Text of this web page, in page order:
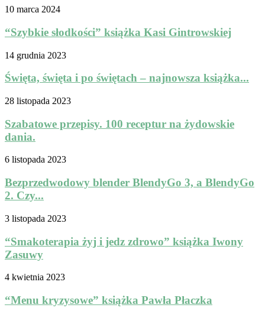
10 marca 2024
“Szybkie słodkości” książka Kasi Gintrowskiej
14 grudnia 2023
Święta, święta i po świętach – najnowsza książka...
28 listopada 2023
Szabatowe przepisy. 100 receptur na żydowskie
dania.
6 listopada 2023
Bezprzedwodowy blender BlendyGo 3, a BlendyGo
2. Czy...
3 listopada 2023
“Smakoterapia żyj i jedz zdrowo” książka Iwony
Zasuwy
4 kwietnia 2023
“Menu kryzysowe” książka Pawła Płaczka